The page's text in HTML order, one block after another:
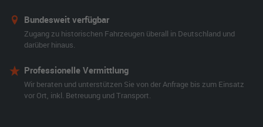
Bundesweit verfügbar
Zugang zu historischen Fahrzeugen überall in Deutschland und
darüber hinaus.
Professionelle Vermittlung
Wir beraten und unterstützen Sie von der Anfrage bis zum Einsatz
vor Ort, inkl. Betreuung und Transport.